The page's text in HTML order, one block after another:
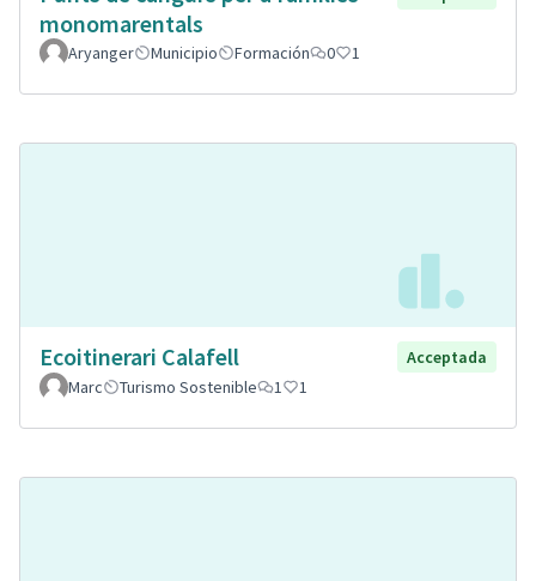
monomarentals
Aryanger Municipio Formación 0 1
Ecoitinerari Calafell
Acceptada
Marc
Turismo Sostenible 1 1